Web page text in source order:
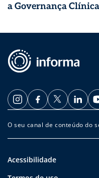
a Governança
O seu canal de conteúdo do
Acessibilidade